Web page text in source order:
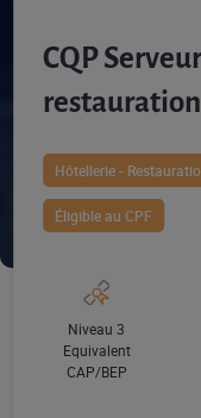
CQP
restauration
Hôtellerie -
Éligible au CPF
Niveau 3
Equivalent
CAP/BEP